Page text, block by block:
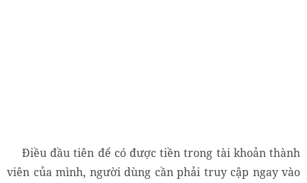
Điều đầu tiên để có được tiền trong tài khoản thành
viên của mình, người dùng cần phải truy cập ngay vào